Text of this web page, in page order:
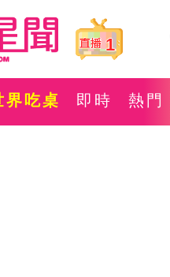
1
界吃桌 即時 熱門